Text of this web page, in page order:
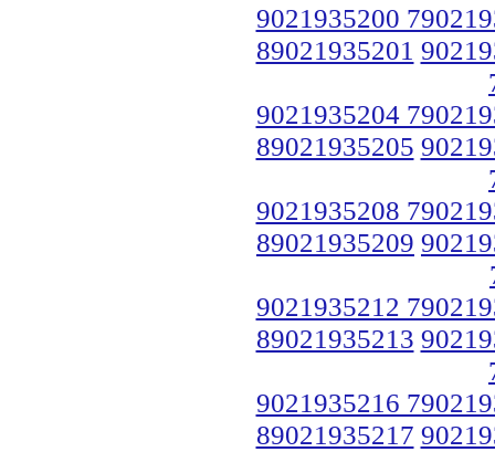
9021935200
89021935201
9021935204
89021935205
9021935208
89021935209
9021935212
89021935213
9021935216
89021935217